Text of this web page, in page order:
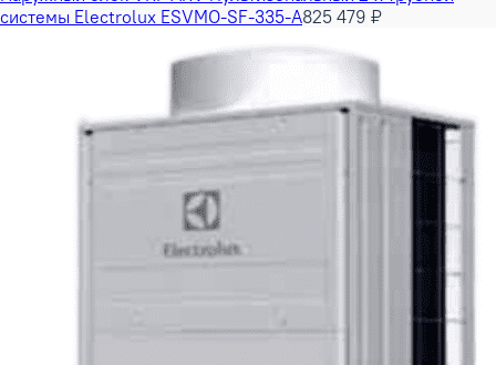
системы Electrolux ESVMO-SF-335-A825 479 ₽